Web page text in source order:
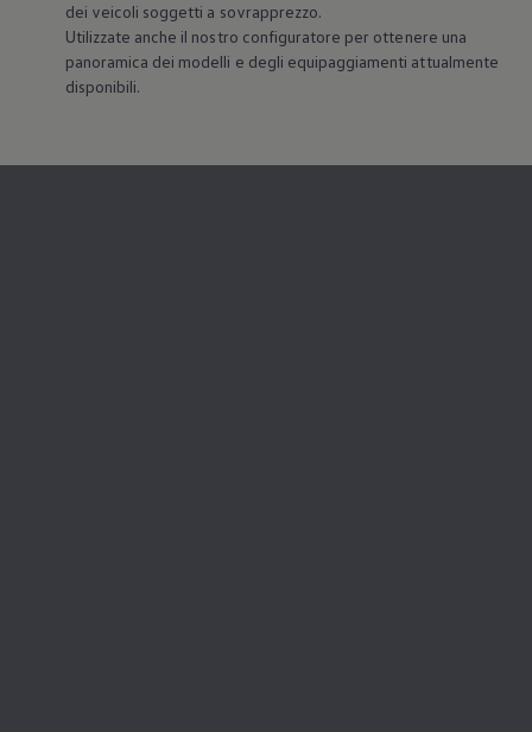
dei veicoli soggetti a sovrapprezzo.
Utilizzate anche il nostro configuratore per ottenere una
panoramica dei modelli e degli equipaggiamenti attualmente
disponibili.